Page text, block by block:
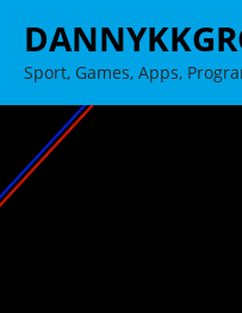
Inhalt
springen
Sport, Games, Apps,